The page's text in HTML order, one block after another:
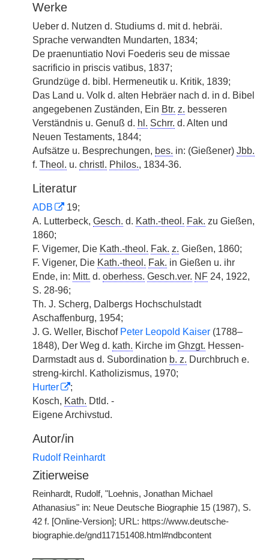
Werke
Ueber d. Nutzen d. Studiums d. mit d. hebräi.
Sprache verwandten Mundarten, 1834;
De praenuntiatio Novi Foederis seu de missae
sacrificio in priscis vatibus, 1837;
Grundzüge d. bibl. Hermeneutik u. Kritik, 1839;
Das Land u. Volk d. alten Hebräer nach d. in d. Bibel
angegebenen Zuständen, Ein Btr. z. besseren
Verständnis u. Genuß d. hl. Schrr. d. Alten und
Neuen Testaments, 1844;
Aufsätze u. Besprechungen, bes. in: (Gießener) Jbb.
f. Theol. u. christl. Philos., 1834-36.
Literatur
ADB
19;
A. Lutterbeck, Gesch. d. Kath.-theol. Fak. zu Gießen,
1860;
F. Vigemer, Die Kath.-theol. Fak. z. Gießen, 1860;
F. Vigener, Die Kath.-theol. Fak. in Gießen u. ihr
Ende, in: Mitt. d. oberhess. Gesch.ver. NF 24, 1922,
S. 28-96;
Th. J. Scherg, Dalbergs Hochschulstadt
Aschaffenburg, 1954;
J. G. Weller, Bischof Peter Leopold Kaiser (1788–
1848), Der Weg d. kath. Kirche im Ghzgt. Hessen-
Darmstadt aus d. Subordination b. z. Durchbruch e.
streng-kirchl. Katholizismus, 1970;
Hurter
;
Kosch, Kath. Dtld. -
Eigene Archivstud.
Autor/in
Rudolf Reinhardt
Zitierweise
Reinhardt, Rudolf, "Loehnis, Jonathan Michael
Athanasius" in: Neue Deutsche Biographie 15 (1987), S.
42 f. [Online-Version]; URL: https://www.deutsche-
biographie.de/gnd117151408.html#ndbcontent